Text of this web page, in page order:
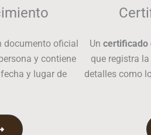
documento oficial
y contiene
y lugar de
Un certificado
que registra
detalles como